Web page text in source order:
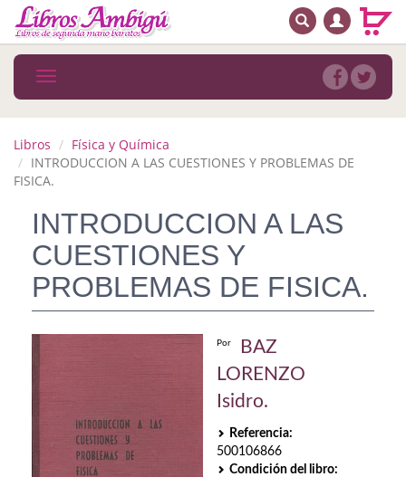
MENÚ PRINCIPAL
Novedades
MATERIAS
Arte
Astrología. Ocultismo
Autoayuda. Conocimiento personal
Autoayuda. Crecimiento personal
Ciencia ficción
BUSCAR
Toggle
navigation
Libros
Física y Química
INTRODUCCION A LAS CUESTIONES Y PROBLEMAS DE
FISICA.
INTRODUCCION A LAS
CUESTIONES Y
PROBLEMAS DE FISICA.
Por
BAZ
LORENZO
Isidro.
Referencia:
500106866
Condición del libro: